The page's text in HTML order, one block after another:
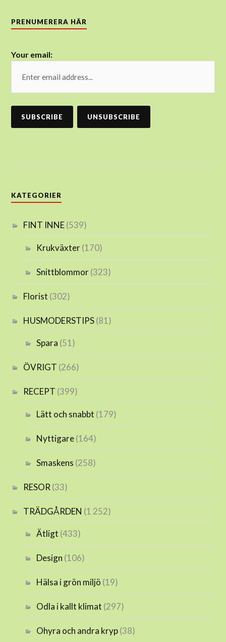
PRENUMERERA HÄR
Your email:
KATEGORIER
FINT INNE(539)
Krukväxter(170)
Snittblommor(323)
Florist (302)
HUSMODERSTIPS(81)
Spara (51)
ÖVRIGT (266)
RECEPT (399)
Lätt och snabbt (179)
Nyttigare(164)
Smaskens (258)
RESOR (33)
TRÄDGÅRDEN (1 252)
Ätligt (433)
Design (106)
Hälsa i grön miljö (19)
Odla i kallt klimat (297)
Ohyra och andra kryp(38)